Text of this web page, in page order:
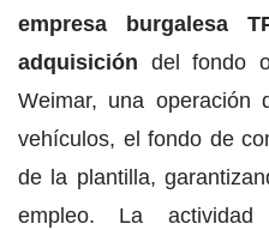
empresa burgalesa
adquisición del fondo
Weimar, una operación
vehículos, el fondo de
de la plantilla,
empleo. La